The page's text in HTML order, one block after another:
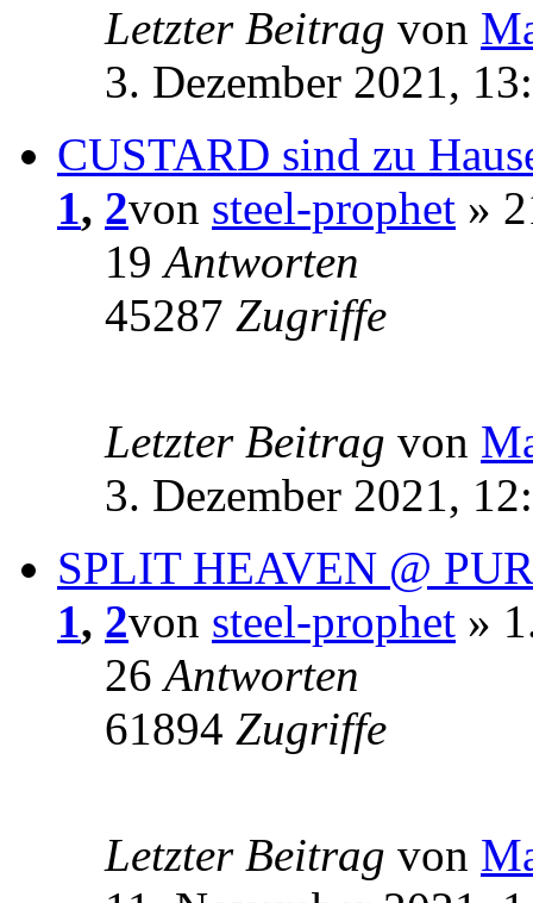
Letzter Beitrag von
3. Dezember 2021,
CUSTARD sind zu
1, 2von steel-prophet »
19Antworten
45287 Zugriffe
Letzter Beitrag von
3. Dezember 2021,
SPLIT HEAVEN @
1, 2von steel-prophet »
26Antworten
61894 Zugriffe
Letzter Beitrag von